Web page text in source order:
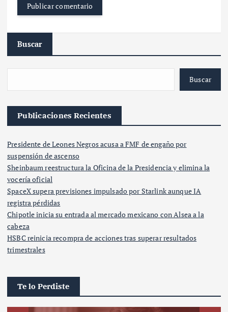
Buscar
Buscar
Publicaciones Recientes
Presidente de Leones Negros acusa a FMF de engaño por
suspensión de ascenso
Sheinbaum reestructura la Oficina de la Presidencia y elimina la
vocería oficial
SpaceX supera previsiones impulsado por Starlink aunque IA
registra pérdidas
Chipotle inicia su entrada al mercado mexicano con Alsea a la
cabeza
HSBC reinicia recompra de acciones tras superar resultados
trimestrales
Te lo Perdiste